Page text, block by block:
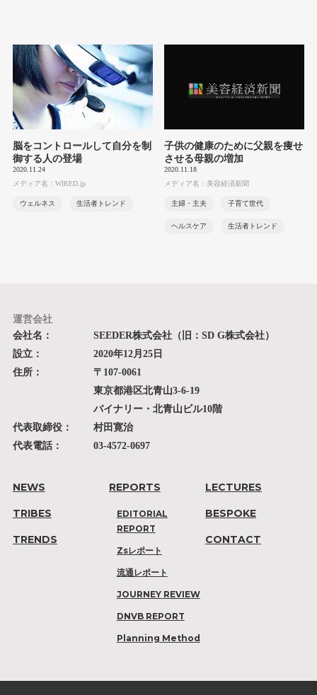
脳をコントロールして自分を制
御する人の登場
2020.11.24
メディア名：WIRED.jp
ウェルネス 生活者トレンド
子供の健康のために父親を痩せ
させる母親の増加
2020.11.18
メディア名：美容経済新聞
主婦・主夫 子育て世代
ヘルスケア 生活者トレンド
運営会社
会社名：
SEEDER株式会社（旧：SD G株式会社）
設立：
2020年12月25日
住所：
〒107-0061
東京都港区北青山3-6-19
バイナリー・北青山ビル10階
代表取締役：
村田寛治
代表電話：
03-4572-0697
NEWS
TRIBES
TRENDS
REPORTS
EDITORIAL
REPORT
Zsレポート
流通レポート
JOURNEY REVIEW
DNVB REPORT
Planning Method
LECTURES
BESPOKE
CONTACT